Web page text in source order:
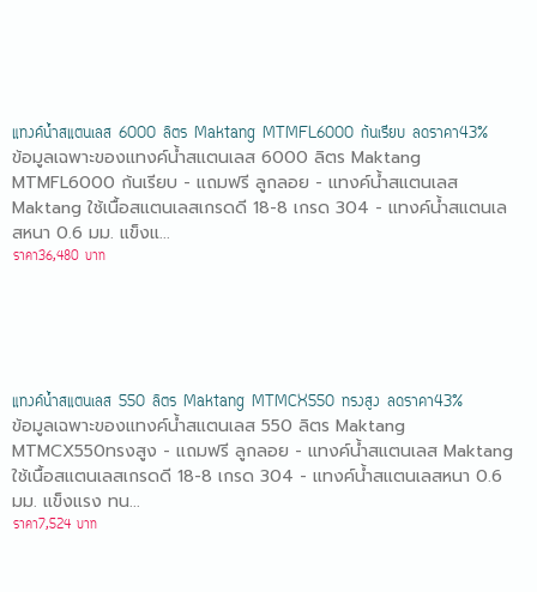
แทงค์น้ำสแตนเลส 6000 ลิตร Maktang MTMFL6000 ก้นเรียบ ลดราคา43%
ข้อมูลเฉพาะของแทงค์น้ำสแตนเลส 6000 ลิตร Maktang
MTMFL6000 ก้นเรียบ - แถมฟรี ลูกลอย - แทงค์น้ำสแตนเลส
Maktang ใช้เนื้อสแตนเลสเกรดดี 18-8 เกรด 304 - แทงค์น้ำสแตนเล
สหนา 0.6 มม. แข็งแ...
ราคา36,480 บาท
แทงค์น้ำสแตนเลส 550 ลิตร Maktang MTMCX550 ทรงสูง ลดราคา43%
ข้อมูลเฉพาะของแทงค์น้ำสแตนเลส 550 ลิตร Maktang
MTMCX550ทรงสูง - แถมฟรี ลูกลอย - แทงค์น้ำสแตนเลส Maktang
ใช้เนื้อสแตนเลสเกรดดี 18-8 เกรด 304 - แทงค์น้ำสแตนเลสหนา 0.6
มม. แข็งแรง ทน...
ราคา7,524 บาท